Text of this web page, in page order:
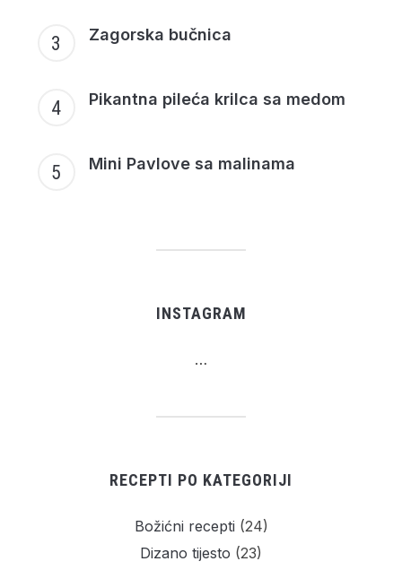
Zagorska bučnica
Pikantna pileća krilca sa medom
Mini Pavlove sa malinama
INSTAGRAM
…
RECEPTI PO KATEGORIJI
Božićni recepti (24)
Dizano tijesto (23)